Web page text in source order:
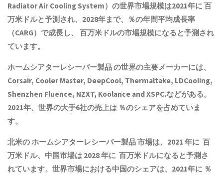
Radiator Air Cooling System）の世界市場規模は2021年に 百
万米ドルと予測され、2028年まで、％の年間平均成長率
（CARG）で成長し、 百万米ドルの市場規模になると予測され
ています。
ホームシアターレシーバー製品の世界の主要メーカーには、
Corsair, Cooler Master, DeepCool, Thermaltake, LDCooling,
Shenzhen Fluence, NZXT, Koolance and XSPC.などがある。
2021年、世界の大手6社の売上は ％のシェアを占めていま
す。
北米のホームシアターレシーバー製品市場は、2021 年に 百
万米ドル、中国市場は 2028 年に 百万米ドルになると予測さ
れています。世界市場における中国のシェアは、2021年に ％